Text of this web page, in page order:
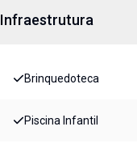
Infraestrutura
Brinquedoteca
Piscina Infantil